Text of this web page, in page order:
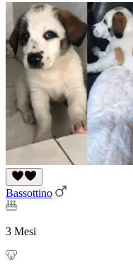
Bassottino
3 Mesi